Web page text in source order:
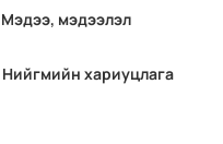
Мэдээ, мэдээлэл
Нийгмийн хариуцлага